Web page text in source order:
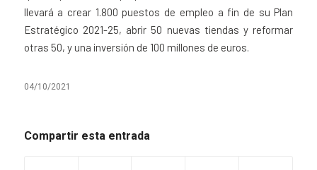
llevará a crear 1.800 puestos de empleo a fin de su Plan
Estratégico 2021-25, abrir 50 nuevas tiendas y reformar
otras 50, y una inversión de 100 millones de euros.
04/10/2021
Compartir esta entrada